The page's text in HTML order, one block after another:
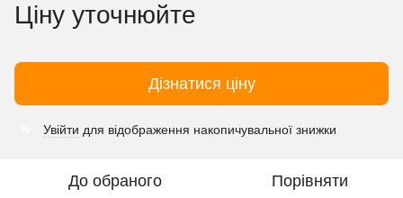
Ціну уточнюйте
Дізнатися ціну
Увійти для відображення накопичувальної знижки
До обраного Порівняти